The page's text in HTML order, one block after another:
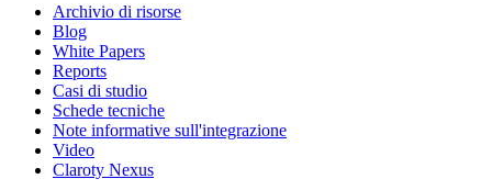
Archivio di risorse
Blog
White Papers
Reports
Casi di studio
Schede tecniche
Note informative sull'integrazione
Video
Claroty Nexus